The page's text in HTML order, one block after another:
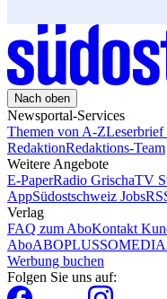
Nach oben
Newsportal-Services
Themen von A-ZLeserbrief
RedaktionRedaktions-Team
Weitere Angebote
E-PaperRadio GrischaTV
AppSüdostschweiz Jobs
Verlag
FAQ zum AboKontakt
AboABOPLUSSOMEDIA
Werbung buchen
Folgen Sie uns auf: